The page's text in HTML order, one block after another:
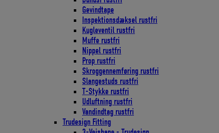
Gevindtape
Inspektionsdæksel rustfri
Kugleventil rustfri
Muffe rustfri
Nippel rustfri
Prop rustfri
Skroggennemføring rustfri
Slangestuds rustfri
T-Stykke rustfri
Udluftning rustfri
Vandindtag rustfri
Trudesign Fitting